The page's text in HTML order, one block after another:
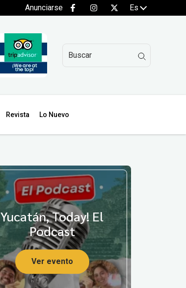
Anunciarse Es
Revista Lo Nuevo
Yucatán, Today! El
Podcast
Ver evento